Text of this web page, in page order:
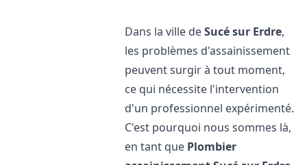
Dans la ville deSucé sur Erdre,
les problèmes d'assainissement
peuvent surgir à tout moment,
ce qui nécessite l'intervention
d'un professionnel expérimenté.
C'est pourquoi nous sommes là,
en tant que Plombier